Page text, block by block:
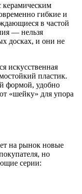
гибкие и
в частой
— нельзя
досках, и они не
искусственная
пластик.
формой, удобно
«шейку» для упора
на рынок новые
но
серии: